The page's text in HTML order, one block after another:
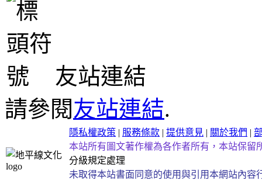
友站連結
請參閱友站連結.
隱私權政策 | 服務條款 | 提供意見 | 關於我們 |
本站所有圖文著作權為各作者所有，本站保留
分級規定處理
未取得本站書面同意的使用與引用本網站內